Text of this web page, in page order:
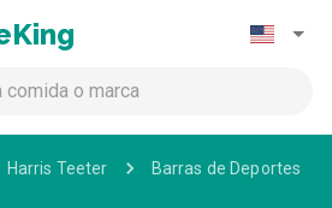
Harris Teeter
Barras de Deportes